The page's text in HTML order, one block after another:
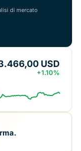
di mercato
USD
+1.10%